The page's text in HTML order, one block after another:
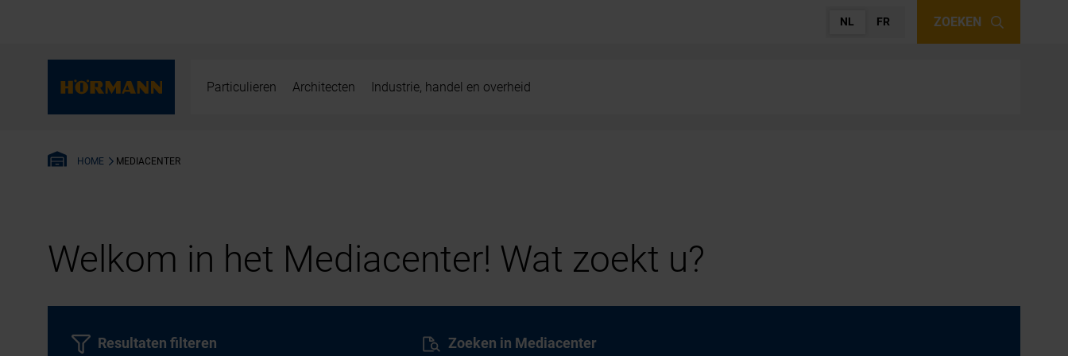
NL FR ZOEKEN
Particulieren Architecten Industrie, handel en overheid
HOME MEDIACENTER
Welkom in het Mediacenter! Wat zoekt u?
Zoeken in Mediacenter
Resultaten filteren